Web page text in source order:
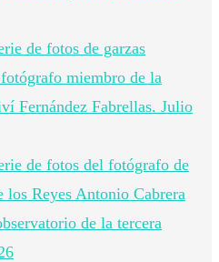
de fotos de garzas
miembro de la
Fernández Fabrellas. Julio
de fotos del fotógrafo de
los Reyes Antonio Cabrera
de la tercera